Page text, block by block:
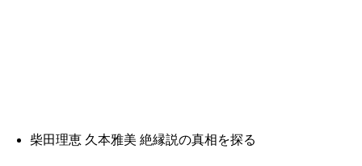
柴田理恵 久本雅美 絶縁説の真相を探る